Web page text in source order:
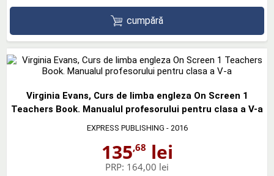
cumpără
Virginia Evans, Curs de limba engleza On Screen 1
Teachers Book. Manualul profesorului pentru clasa a V-a
EXPRESS PUBLISHING - 2016
135,68 lei
PRP: 164,00 lei